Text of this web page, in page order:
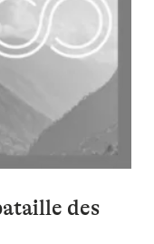
des